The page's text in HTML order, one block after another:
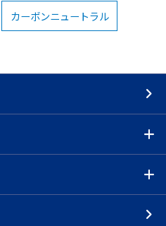
カーボンニュートラル